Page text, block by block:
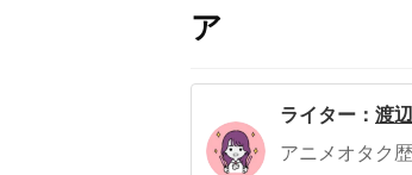
ア
ライター： 渡
アニメオタク